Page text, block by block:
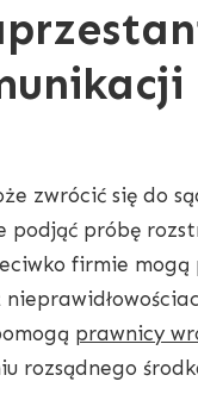
zwrócić się do
próbę
firmie
prawnicy
rozsądnego